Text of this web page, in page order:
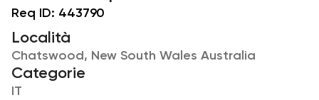
Req ID: 443790
Località
Chatswood, New South Wales Australia
Categorie
IT